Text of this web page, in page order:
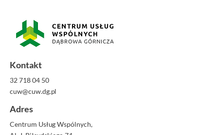
Kontakt
32 718 04 50
cuw@cuw.dg.pl
Adres
Centrum Usług Wspólnych,